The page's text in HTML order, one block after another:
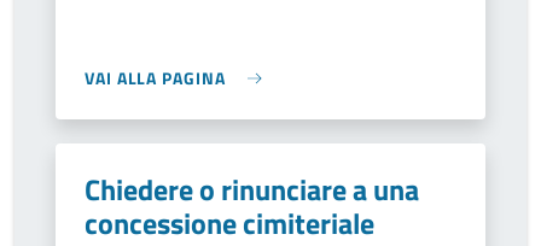
VAI ALLA PAGINA
Chiedere o rinunciare a una
concessione cimiteriale